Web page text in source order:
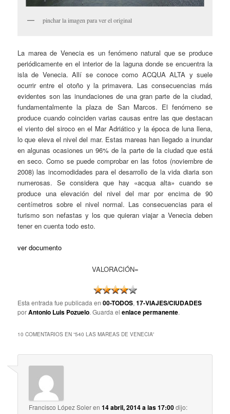
pinchar la imagen para ver el original
La marea de Venecia es un fenómeno natural que se produce
periódicamente en el interior de la laguna donde se encuentra la
isla de Venecia. Allí se conoce como ACQUA ALTA y suele
ocurrir entre el otoño y la primavera. Las consecuencias más
evidentes son las inundaciones de una gran parte de la ciudad,
fundamentalmente la plaza de San Marcos. El fenómeno se
produce cuando coinciden varias causas entre las que destacan
el viento del siroco en el Mar Adriático y la época de luna llena,
lo que eleva el nivel del mar. Estas mareas han llegado a inundar
en algunas ocasiones un 96% de la parte de la ciudad que está
en seco. Como se puede comprobar en las fotos (noviembre de
2008) las incomodidades para el desarrollo de la vida diaria son
numerosas. Se considera que hay «acqua alta» cuando se
produce una elevación del nivel del mar por encima de 90
centímetros sobre el nivel normal. Las consecuencias para el
turismo son nefastas y los que quieran viajar a Venecia deben
tener en cuenta todo esto.
ver documento
VALORACIÓN=
Esta entrada fue publicada en00-TODOS,17-VIAJES/CIUDADES
porAntonio Luis Pozuelo. Guarda elenlace permanente.
10 COMENTARIOS EN “540 LAS MAREAS DE VENECIA”
Francisco López Soleren14 abril, 2014 a las 17:00dijo: